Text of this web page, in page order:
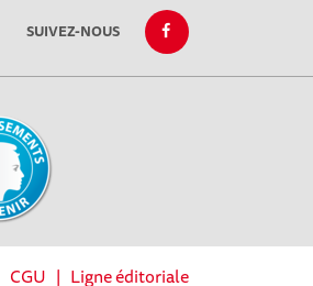
SUIVEZ-NOUS
CGU | Ligne éditoriale